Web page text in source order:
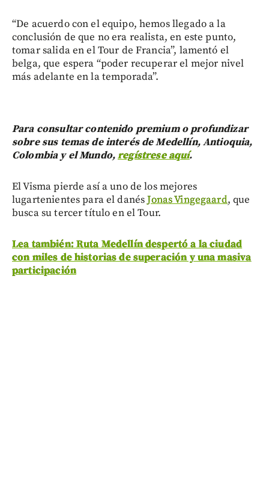
“De acuerdo con el equipo, hemos llegado a la
conclusión de que no era realista, en este punto,
tomar salida en el Tour de Francia”, lamentó el
belga, que espera “poder recuperar el mejor nivel
más adelante en la temporada”.
Para consultar contenido premium o profundizar
sobre sus temas de interés de Medellín, Antioquia,
Colombia y el Mundo,regístrese aquí.
El Visma pierde así a uno de los mejores
lugartenientes para el danésJonas Vingegaard, que
busca su tercer título en el Tour.
Lea también: Ruta Medellín despertó a la ciudad
con miles de historias de superación y una masiva
participación